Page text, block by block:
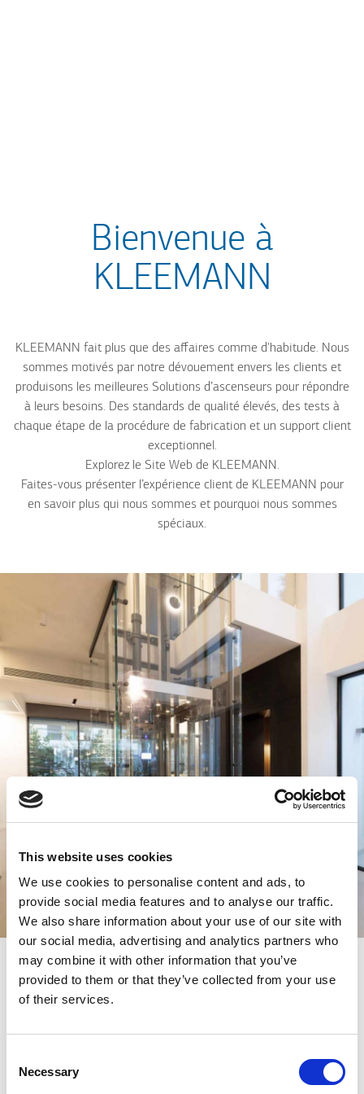
This website uses cookies
We use cookies to personalise content and ads, to
provide social media features and to analyse our traffic.
We also share information about your use of our site with
our social media, advertising and analytics partners who
may combine it with other information that you’ve
provided to them or that they’ve collected from your use
of their services.
Selection
Necessary
Bienvenue à
KLEEMANN
KLEEMANN fait plus que des affaires comme d'habitude. Nous
sommes motivés par notre dévouement envers les clients et
produisons les meilleures Solutions d’ascenseurs pour répondre
à leurs besoins. Des standards de qualité élevés, des tests à
chaque étape de la procédure de fabrication et un support client
exceptionnel.
Explorez le Site Web de KLEEMANN.
Faites-vous présenter l’expérience client de KLEEMANN pour
en savoir plus qui nous sommes et pourquoi nous sommes
spéciaux.
KLEEMANN propose des Solutions flexibles à ses produits avec
des options de haute qualité et de personnalisation complète,
adaptées à tout bâtiment ou construction. Choisissez parmi